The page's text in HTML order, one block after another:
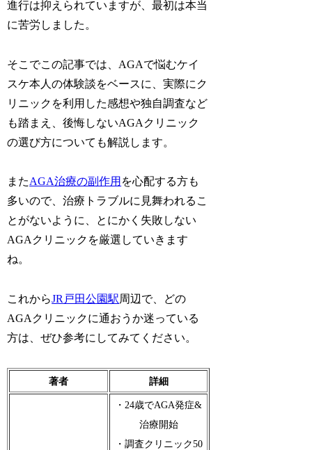
進行は抑えられていますが、最初は本当
に苦労しました。
そこでこの記事では、AGAで悩むケイ
スケ本人の体験談をベースに、実際にク
リニックを利用した感想や独自調査など
も踏まえ、後悔しないAGAクリニック
の選び方についても解説します。
またAGA治療の副作用 を心配する方も
多いので、治療トラブルに見舞われるこ
とがないように、とにかく失敗しない
AGAクリニックを厳選していきます
ね。
これからJR戸田公園駅周辺で、どの
AGAクリニックに通おうか迷っている
方は、ぜひ参考にしてみてください。
著者 詳細
・24歳でAGA発症&
治療開始
・調査クリニック50